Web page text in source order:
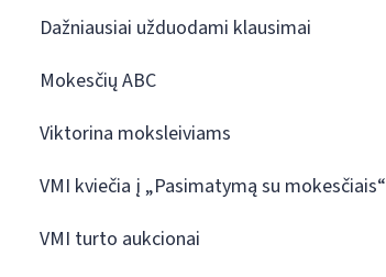
Dažniausiai užduodami klausimai
Mokesčių ABC
Viktorina moksleiviams
VMI kviečia į „Pasimatymą su mokesčiais“
VMI turto aukcionai